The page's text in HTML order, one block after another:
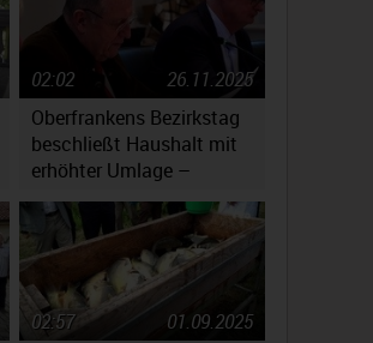
Oberfrankens Bezirkstag
beschließt Haushalt mit
erhöhter Umlage –
Massiv gestiegene
Kosten werfen Fragen auf
26.11.2025
02:02
01.09.2025
02:57